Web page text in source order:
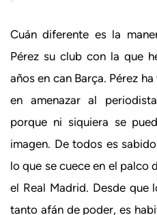
Cuán diferente es la
Pérez su club con la que
años en can Barça. Pérez
en amenazar al
porque ni siquiera se
imagen. De todos es
lo que se cuece en el palco
el Real Madrid. Desde que
tanto afán de poder, es